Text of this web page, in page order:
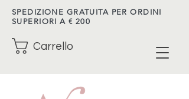
SPEDIZIONE GRATUITA PER ORDINI
SUPERIORI A € 200
Carrello